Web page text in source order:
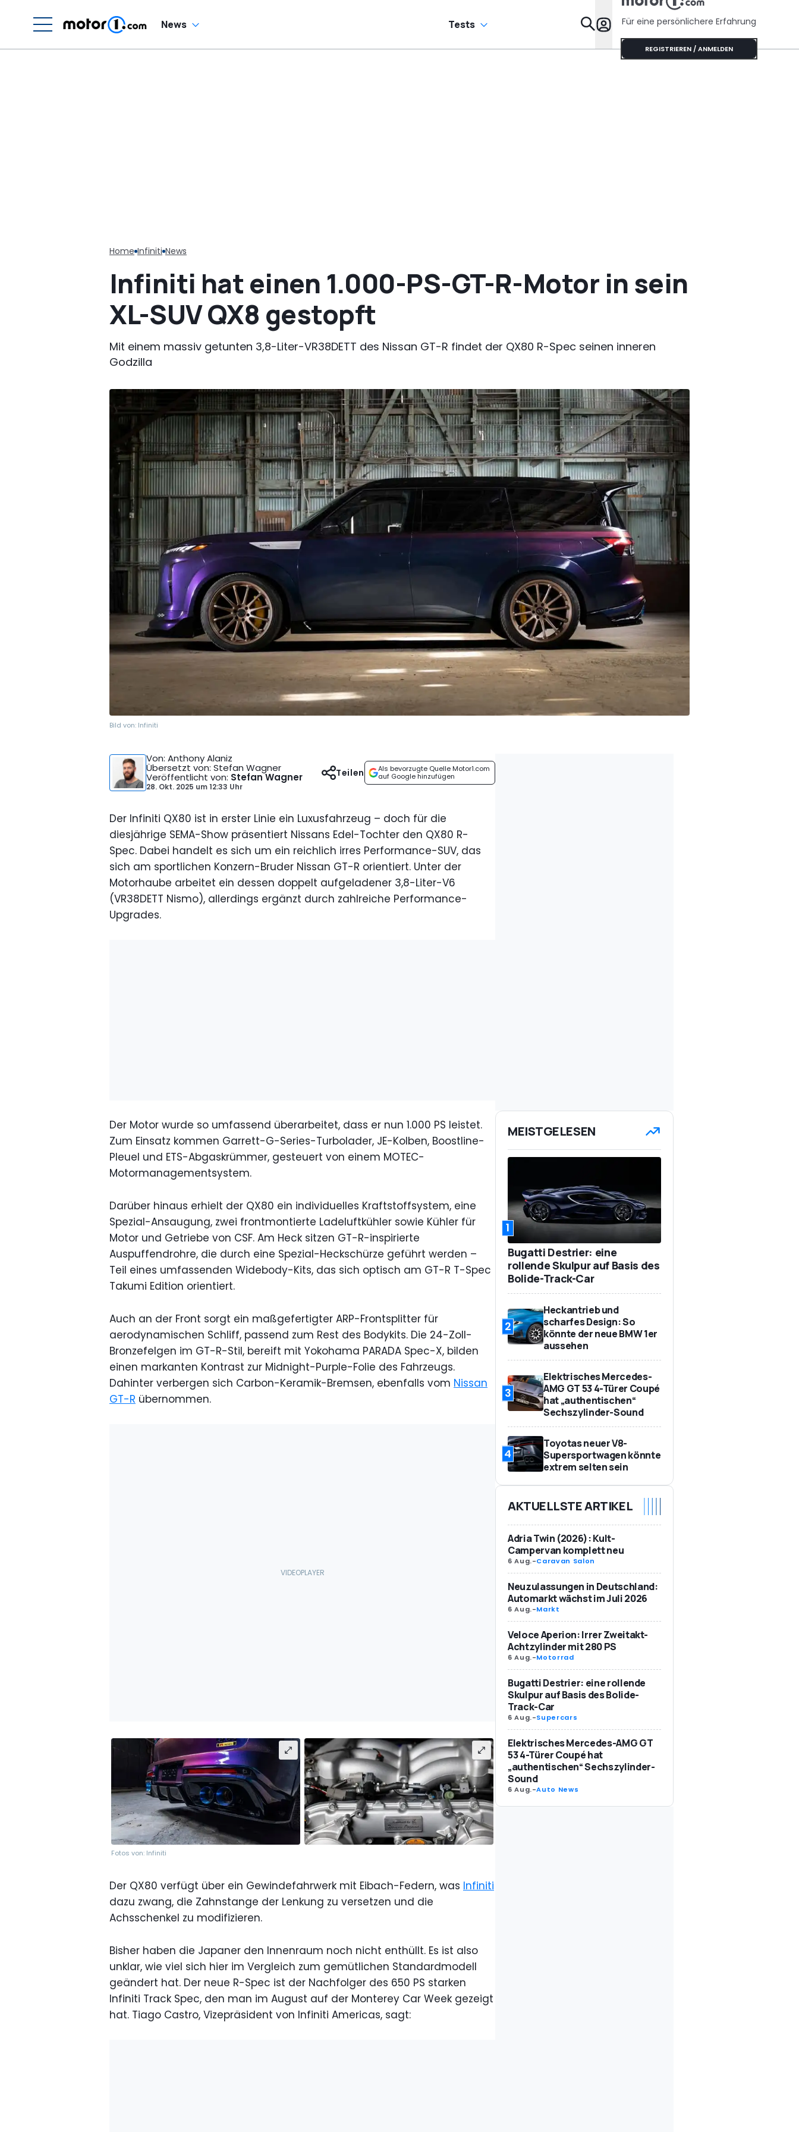
News Tests Specials
Für eine persönlichere Erfahrung
REGISTRIEREN / ANMELDEN
Home Infiniti News
Infiniti hat einen 1.000-PS-GT-R-Motor in sein
XL-SUV QX8 gestopft
Mit einem massiv getunten 3,8-Liter-VR38DETT des Nissan GT-R findet der QX80 R-Spec seinen inneren
Godzilla
Bild von: Infiniti
Von: Anthony Alaniz
Übersetzt von: Stefan Wagner
Veröffentlicht von: Stefan Wagner
28. Okt. 2025 um12:33 Uhr
Als bevorzugte Quelle Motor1.com
auf Google hinzufügen
Teilen
Der Infiniti QX80 ist in erster Linie ein Luxusfahrzeug – doch für die
diesjährige SEMA-Show präsentiert Nissans Edel-Tochter den QX80 R-
Spec. Dabei handelt es sich um ein reichlich irres Performance-SUV, das
sich am sportlichen Konzern-Bruder Nissan GT-R orientiert. Unter der
Motorhaube arbeitet ein dessen doppelt aufgeladener 3,8-Liter-V6
(VR38DETT Nismo), allerdings ergänzt durch zahlreiche Performance-
Upgrades.
Der Motor wurde so umfassend überarbeitet, dass er nun 1.000 PS leistet.
Zum Einsatz kommen Garrett-G-Series-Turbolader, JE-Kolben, Boostline-
Pleuel und ETS-Abgaskrümmer, gesteuert von einem MOTEC-
Motormanagementsystem.
Darüber hinaus erhielt der QX80 ein individuelles Kraftstoffsystem, eine
Spezial-Ansaugung, zwei frontmontierte Ladeluftkühler sowie Kühler für
Motor und Getriebe von CSF. Am Heck sitzen GT-R-inspirierte
Auspuffendrohre, die durch eine Spezial-Heckschürze geführt werden –
Teil eines umfassenden Widebody-Kits, das sich optisch am GT-R T-Spec
Takumi Edition orientiert.
Auch an der Front sorgt ein maßgefertigter ARP-Frontsplitter für
aerodynamischen Schliff, passend zum Rest des Bodykits. Die 24-Zoll-
Bronzefelgen im GT-R-Stil, bereift mit Yokohama PARADA Spec-X, bilden
einen markanten Kontrast zur Midnight-Purple-Folie des Fahrzeugs.
Dahinter verbergen sich Carbon-Keramik-Bremsen, ebenfalls vom Nissan
GT-R übernommen.
Fotos von: Infiniti
Der QX80 verfügt über ein Gewindefahrwerk mit Eibach-Federn, was Infiniti
dazu zwang, die Zahnstange der Lenkung zu versetzen und die
Achsschenkel zu modifizieren.
Bisher haben die Japaner den Innenraum noch nicht enthüllt. Es ist also
unklar, wie viel sich hier im Vergleich zum gemütlichen Standardmodell
geändert hat. Der neue R-Spec ist der Nachfolger des 650 PS starken
Infiniti Track Spec, den man im August auf der Monterey Car Week gezeigt
hat. Tiago Castro, Vizepräsident von Infiniti Americas, sagt:
MEISTGELESEN
1
Bugatti Destrier: eine
rollende Skulpur auf Basis des
Bolide-Track-Car
2
Heckantrieb und
scharfes Design: So
könnte der neue BMW 1er
aussehen
3
Elektrisches Mercedes-
AMG GT 53 4-Türer Coupé
hat „authentischen“
Sechszylinder-Sound
4
Toyotas neuer V8-
Supersportwagen könnte
extrem selten sein
AKTUELLSTE ARTIKEL
Adria Twin (2026): Kult-
Campervan komplett neu
6 Aug.-Caravan Salon
Neuzulassungen in Deutschland:
Automarkt wächst im Juli 2026
6 Aug.-Markt
Veloce Aperion: Irrer Zweitakt-
Achtzylinder mit 280 PS
6 Aug.-Motorrad
Bugatti Destrier: eine rollende
Skulpur auf Basis des Bolide-
Track-Car
6 Aug.-Supercars
Elektrisches Mercedes-AMG GT
53 4-Türer Coupé hat
„authentischen“ Sechszylinder-
Sound
6 Aug.-Auto News